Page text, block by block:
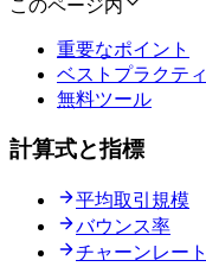
このページ内
重要なポイント
ベストプラクテ
無料ツール
計算式と指標
平均取引規模
バウンス率
チャーンレー